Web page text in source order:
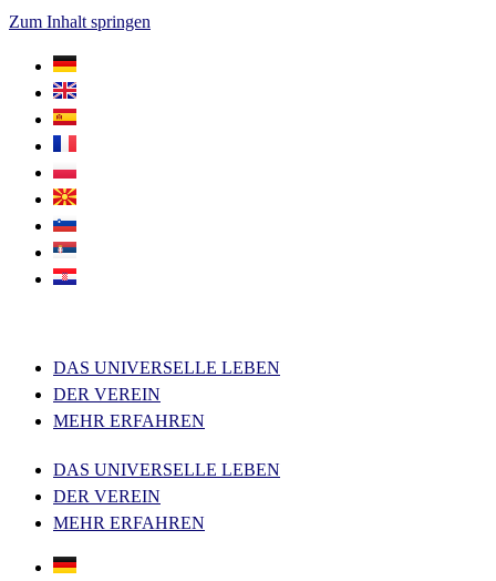
Zum Inhalt springen
DAS UNIVERSELLE LEBEN
DER VEREIN
MEHR ERFAHREN
DAS UNIVERSELLE LEBEN
DER VEREIN
MEHR ERFAHREN